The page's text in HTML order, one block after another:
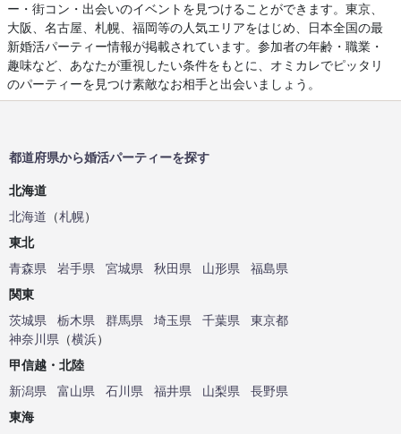
ー・街コン・出会いのイベントを見つけることができます。東京、
大阪、名古屋、札幌、福岡等の人気エリアをはじめ、日本全国の最
新婚活パーティー情報が掲載されています。参加者の年齢・職業・
趣味など、あなたが重視したい条件をもとに、オミカレでピッタリ
のパーティーを見つけ素敵なお相手と出会いましょう。
都道府県から婚活パーティーを探す
北海道
北海道 （札幌）
東北
青森県
岩手県 宮城県 秋田県 山形県
福島県
関東
茨城県
栃木県 群馬県 埼玉県 千葉県
東京都
神奈川県 （横浜）
甲信越・北陸
新潟県
富山県 石川県 福井県 山梨県
長野県
東海